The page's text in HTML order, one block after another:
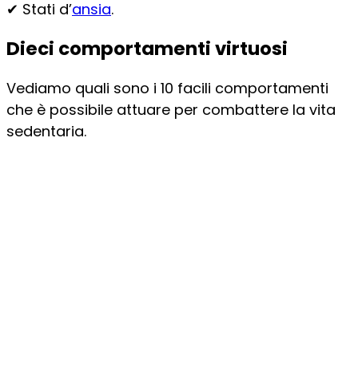
✔ Stati d’ansia.
Dieci comportamenti virtuosi
Vediamo quali sono i 10 facili comportamenti
che è possibile attuare per combattere la vita
sedentaria.